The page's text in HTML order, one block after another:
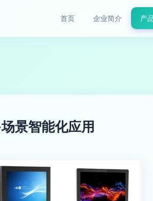
首页 企业简介 产
景智能化应用